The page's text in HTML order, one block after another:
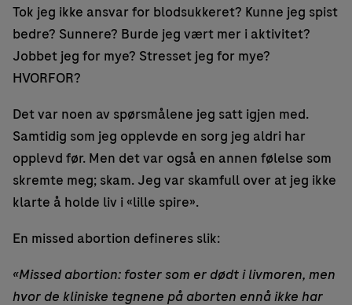
Tok jeg ikke ansvar for blodsukkeret? Kunne jeg spist
bedre? Sunnere? Burde jeg vært mer i aktivitet?
Jobbet jeg for mye? Stresset jeg for mye?
HVORFOR?
Det var noen av spørsmålene jeg satt igjen med.
Samtidig som jeg opplevde en sorg jeg aldri har
opplevd før. Men det var også en annen følelse som
skremte meg; skam. Jeg var skamfull over at jeg ikke
klarte å holde liv i «lille spire».
En missed abortion defineres slik:
«Missed abortion: foster som er dødt i livmoren, men
hvor de kliniske tegnene på aborten ennå ikke har